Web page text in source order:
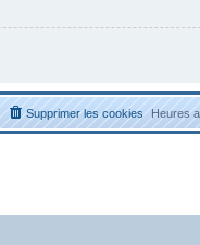
Heures
Supprimer les cookies